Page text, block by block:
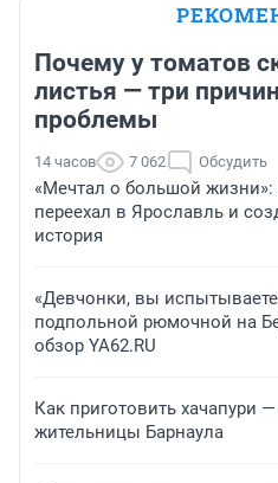
Почему у томатов
листья — три
проблемы
14 часов 7 062 Обсудить
«Мечтал о большой
переехал в Ярославль и
история
«Девчонки, вы испытываете
подпольной рюмочной на
обзор YA62.RU
Как приготовить хачапури
жительницы Барнаула